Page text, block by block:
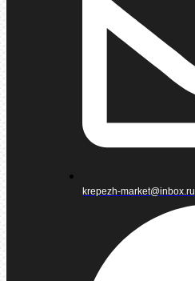
krepezh-market@inbox.ru